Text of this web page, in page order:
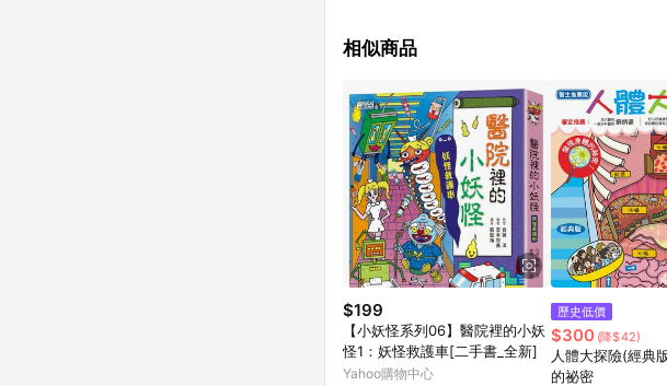
相似商品
$199
【小妖怪系列06】醫院裡的小妖
怪1：妖怪救護車[二手書_全新]
Yahoo購物中心
歷史低價
$300 (降$42)
人體大探險(經典
的祕密